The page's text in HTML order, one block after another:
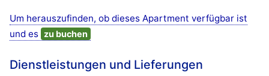
Um herauszufinden, ob dieses Apartment verfügbar ist
und es zu buchen
Dienstleistungen und Lieferungen